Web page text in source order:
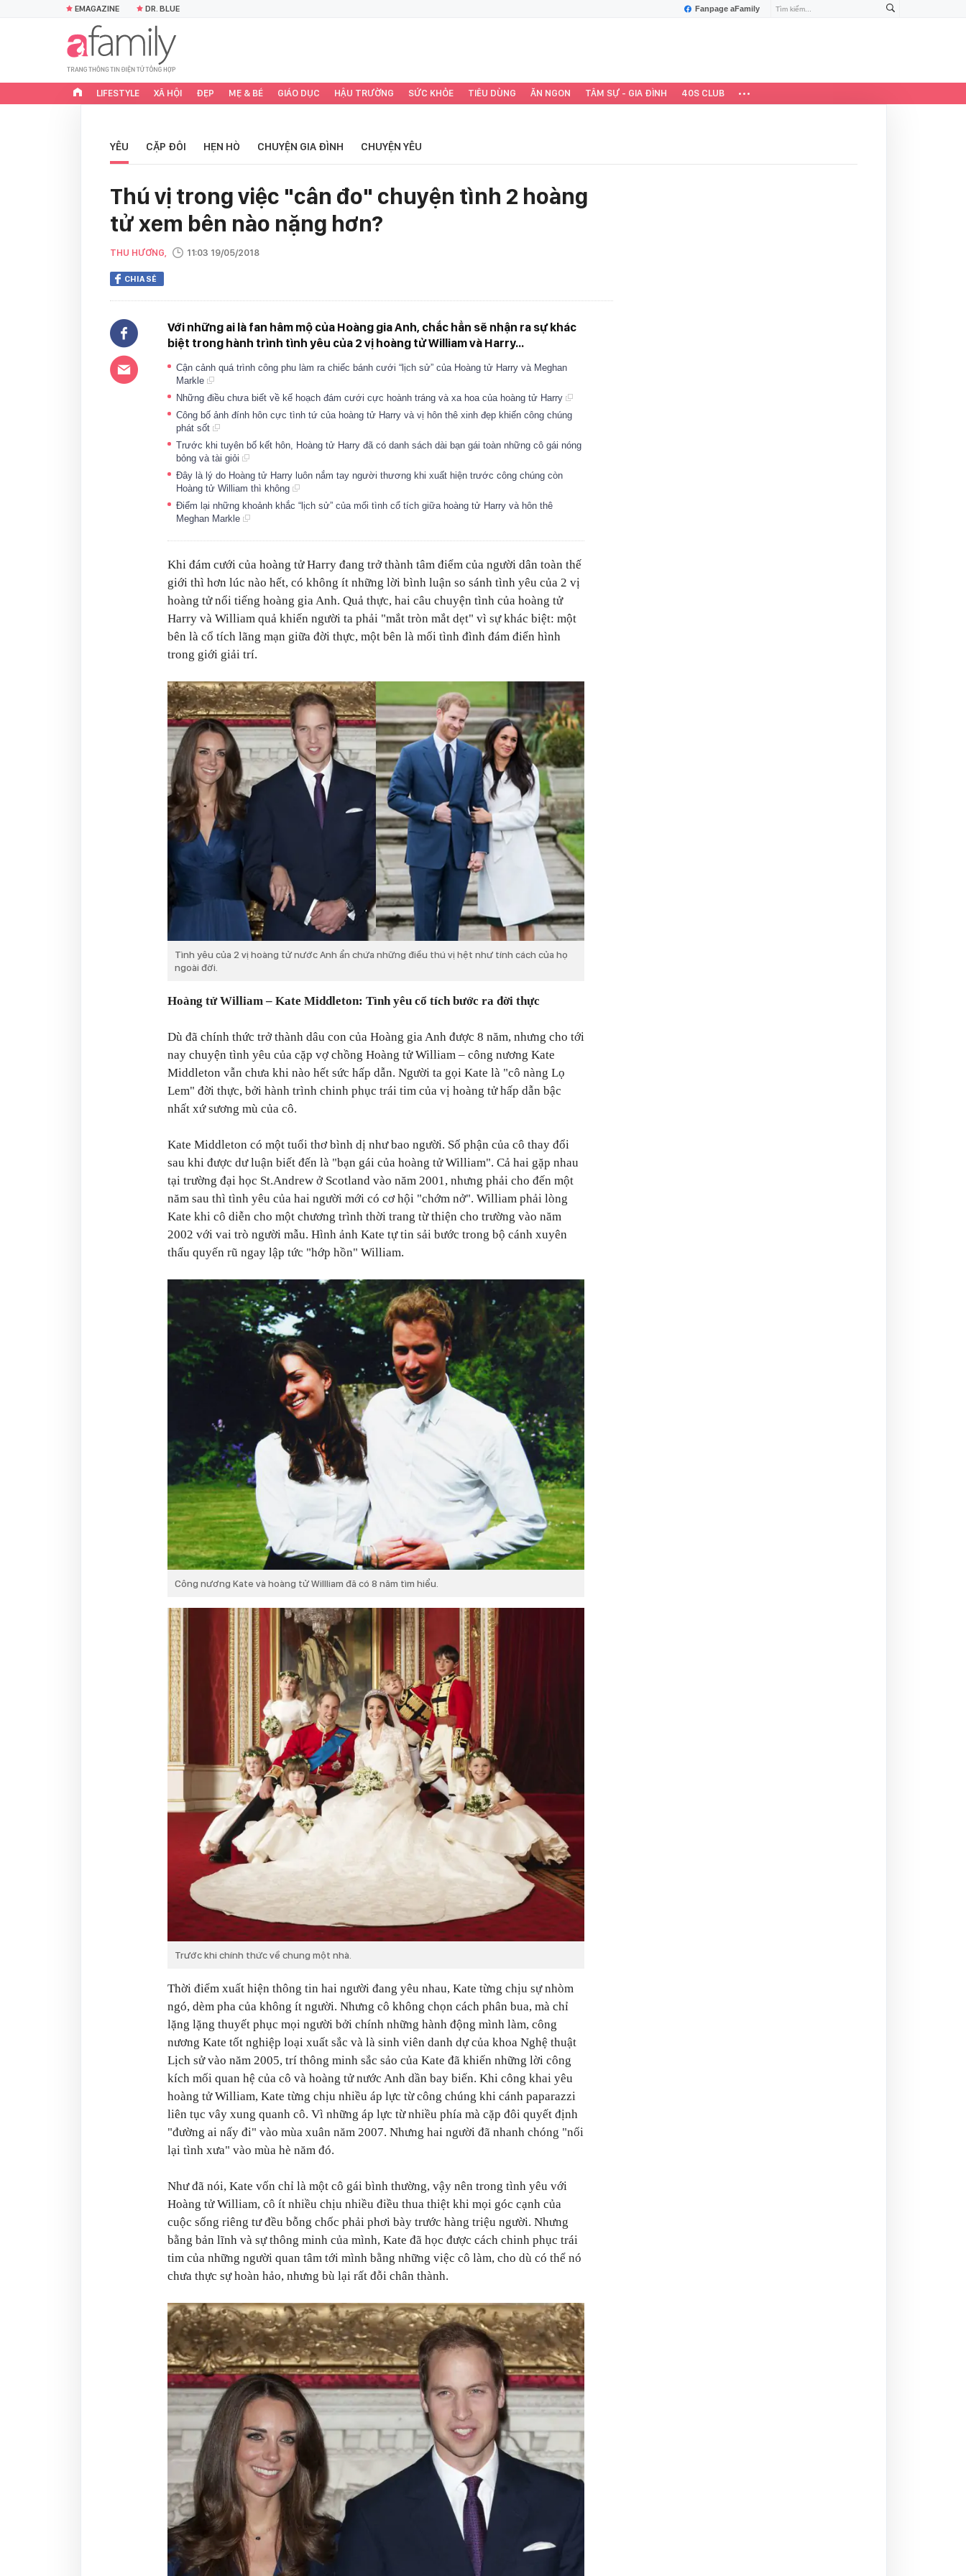
Fanpage aFamily
EMAGAZINE DR. BLUE
LIFESTYLE XÃ HỘI ĐẸP MẸ & BÉ GIÁO DỤC HẬU TRƯỜNG SỨC KHỎE TIÊU DÙNG ĂN NGON TÂM SỰ - GIA ĐÌNH 40S CLUB
YÊU CẶP ĐÔI HẸN HÒ CHUYỆN GIA ĐÌNH CHUYỆN YÊU
Thú vị trong việc "cân đo" chuyện tình 2 hoàng
tử xem bên nào nặng hơn?
THU HƯƠNG, 11:03 19/05/2018
CHIA SẺ
Với những ai là fan hâm mộ của Hoàng gia Anh, chắc hẳn sẽ nhận ra sự khác
biệt trong hành trình tình yêu của 2 vị hoàng tử William và Harry...
Cận cảnh quá trình công phu làm ra chiếc bánh cưới “lịch sử” của Hoàng tử Harry và Meghan
Markle
Những điều chưa biết về kế hoạch đám cưới cực hoành tráng và xa hoa của hoàng tử Harry
Công bố ảnh đính hôn cực tình tứ của hoàng tử Harry và vị hôn thê xinh đẹp khiến công chúng
phát sốt
Trước khi tuyên bố kết hôn, Hoàng tử Harry đã có danh sách dài bạn gái toàn những cô gái nóng
bỏng và tài giỏi
Đây là lý do Hoàng tử Harry luôn nắm tay người thương khi xuất hiện trước công chúng còn
Hoàng tử William thì không
Điểm lại những khoảnh khắc “lịch sử” của mối tình cổ tích giữa hoàng tử Harry và hôn thê
Meghan Markle
Khi đám cưới của hoàng tử Harry đang trở thành tâm điểm của người dân toàn thế
giới thì hơn lúc nào hết, có không ít những lời bình luận so sánh tình yêu của 2 vị
hoàng tử nổi tiếng hoàng gia Anh. Quả thực, hai câu chuyện tình của hoàng tử
Harry và William quả khiến người ta phải "mắt tròn mắt dẹt" vì sự khác biệt: một
bên là cổ tích lãng mạn giữa đời thực, một bên là mối tình đình đám điển hình
trong giới giải trí.
Tình yêu của 2 vị hoàng tử nước Anh ẩn chứa những điều thú vị hệt như tính cách của họ
ngoài đời.
Hoàng tử William – Kate Middleton: Tình yêu cổ tích bước ra đời thực
Dù đã chính thức trở thành dâu con của Hoàng gia Anh được 8 năm, nhưng cho tới
nay chuyện tình yêu của cặp vợ chồng Hoàng tử William – công nương Kate
Middleton vẫn chưa khi nào hết sức hấp dẫn. Người ta gọi Kate là "cô nàng Lọ
Lem" đời thực, bởi hành trình chinh phục trái tim của vị hoàng tử hấp dẫn bậc
nhất xứ sương mù của cô.
Kate Middleton có một tuổi thơ bình dị như bao người. Số phận của cô thay đổi
sau khi được dư luận biết đến là "bạn gái của hoàng tử William". Cả hai gặp nhau
tại trường đại học St.Andrew ở Scotland vào năm 2001, nhưng phải cho đến một
năm sau thì tình yêu của hai người mới có cơ hội "chớm nở". William phải lòng
Kate khi cô diễn cho một chương trình thời trang từ thiện cho trường vào năm
2002 với vai trò người mẫu. Hình ảnh Kate tự tin sải bước trong bộ cánh xuyên
thấu quyến rũ ngay lập tức "hớp hồn" William.
Công nương Kate và hoàng tử Willliam đã có 8 năm tìm hiểu.
Trước khi chính thức về chung một nhà.
Thời điểm xuất hiện thông tin hai người đang yêu nhau, Kate từng chịu sự nhòm
ngó, dèm pha của không ít người. Nhưng cô không chọn cách phân bua, mà chỉ
lặng lặng thuyết phục mọi người bởi chính những hành động mình làm, công
nương Kate tốt nghiệp loại xuất sắc và là sinh viên danh dự của khoa Nghệ thuật
Lịch sử vào năm 2005, trí thông minh sắc sảo của Kate đã khiến những lời công
kích mối quan hệ của cô và hoàng tử nước Anh dần bay biến. Khi công khai yêu
hoàng tử William, Kate từng chịu nhiều áp lực từ công chúng khi cánh paparazzi
liên tục vây xung quanh cô. Vì những áp lực từ nhiều phía mà cặp đôi quyết định
"đường ai nấy đi" vào mùa xuân năm 2007. Nhưng hai người đã nhanh chóng "nối
lại tình xưa" vào mùa hè năm đó.
Như đã nói, Kate vốn chỉ là một cô gái bình thường, vậy nên trong tình yêu với
Hoàng tử William, cô ít nhiều chịu nhiều điều thua thiệt khi mọi góc cạnh của
cuộc sống riêng tư đều bỗng chốc phải phơi bày trước hàng triệu người. Nhưng
bằng bản lĩnh và sự thông minh của mình, Kate đã học được cách chinh phục trái
tim của những người quan tâm tới mình bằng những việc cô làm, cho dù có thể nó
chưa thực sự hoàn hảo, nhưng bù lại rất đỗi chân thành.